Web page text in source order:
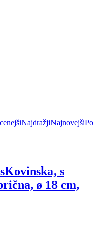
NajdražjiNajnovejšiPo
Kovinska, s
ø 18 cm,